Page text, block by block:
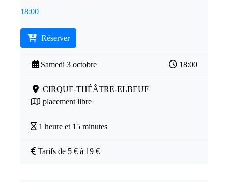
18:00
Réserver
Samedi 3 octobre 18:00
CIRQUE-THÉÂTRE-ELBEUF
placement libre
1 heure et 15 minutes
Tarifs de 5 € à 19 €